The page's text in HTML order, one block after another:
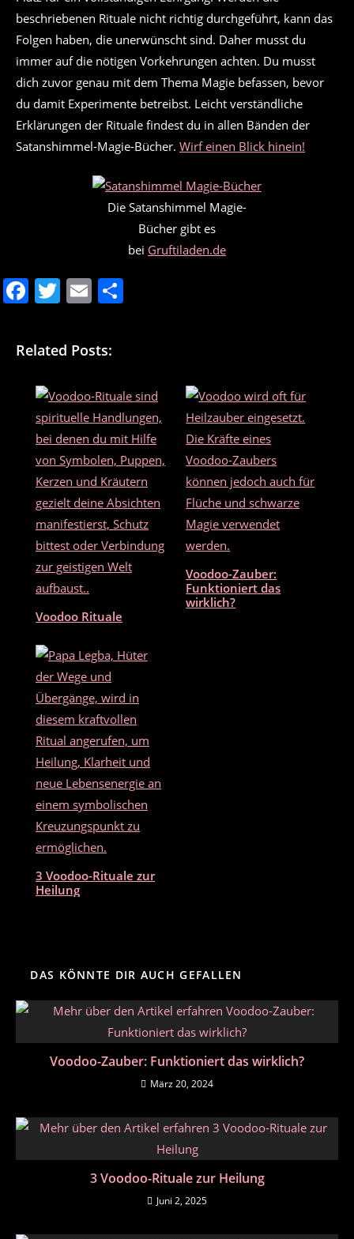
beschriebenen Rituale nicht richtig durchgeführt, kann das
Folgen haben, die unerwünscht sind. Daher musst du
immer auf die nötigen Vorkehrungen achten. Du musst
dich zuvor genau mit dem Thema Magie befassen, bevor
du damit Experimente betreibst. Leicht verständliche
Erklärungen der Rituale findest du in allen Bänden der
Satanshimmel-Magie-Bücher. Wirf einen Blick hinein!
Die Satanshimmel Magie-
Bücher gibt es
bei Gruftiladen.de
F
c
e
b
o
o
k
T
itt
er
E
ai
l
Related Posts:
Voodoo Rituale
Voodoo-Zauber:
Funktioniert das
wirklich?
3 Voodoo-Rituale zur
Heilung
DAS KÖNNTE DIR AUCH GEFALLEN
Voodoo-Zauber: Funktioniert das wirklich?
März 20, 2024
3 Voodoo-Rituale zur Heilung
Juni 2, 2025